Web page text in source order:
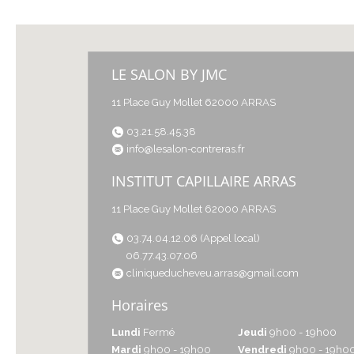
LE SALON BY JMC
11 Place Guy Mollet 62000 ARRAS
03.21.58.45.38
info@lesalon-contreras.fr
INSTITUT CAPILLAIRE ARRAS
11 Place Guy Mollet 62000 ARRAS
03.74.04.12.06 (Appel local)
06.77.43.07.06
cliniqueducheveu.arras@gmail.com
Horaires
Lundi Fermé
Mardi 9h00 - 19h00
Jeudi 9h00 - 19h00
Vendredi 9h00 -